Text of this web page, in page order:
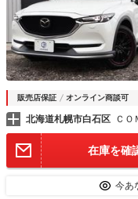
販売店保証 オンライン商談可
北海道札幌市白石区 ＣＯ
在庫を確
今あ